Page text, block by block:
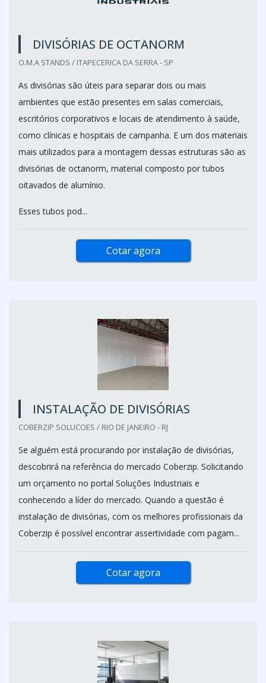
DIVISÓRIAS DE OCTANORM
O.M.A STANDS / ITAPECERICA DA SERRA - SP
As divisórias são úteis para separar dois ou mais
ambientes que estão presentes em salas comerciais,
escritórios corporativos e locais de atendimento à saúde,
como clínicas e hospitais de campanha. E um dos materiais
mais utilizados para a montagem dessas estruturas são as
divisórias de octanorm, material composto por tubos
oitavados de alumínio.
Esses tubos pod...
Cotar agora
INSTALAÇÃO DE DIVISÓRIAS
COBERZIP SOLUCOES / RIO DE JANEIRO - RJ
Se alguém está procurando por instalação de divisórias,
descobrirá na referência do mercado Coberzip. Solicitando
um orçamento no portal Soluções Industriais e
conhecendo a líder do mercado. Quando a questão é
instalação de divisórias, com os melhores profissionais da
Coberzip é possível encontrar assertividade com pagam...
Cotar agora